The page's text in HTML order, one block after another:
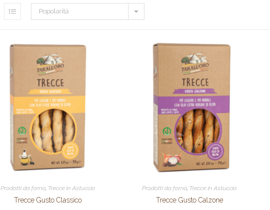
Popolarità
Prodotti da forno, Trecce in Astuccio
Trecce Gusto Classico
Prodotti da forno, Trecce in Astuccio
Trecce Gusto Calzone